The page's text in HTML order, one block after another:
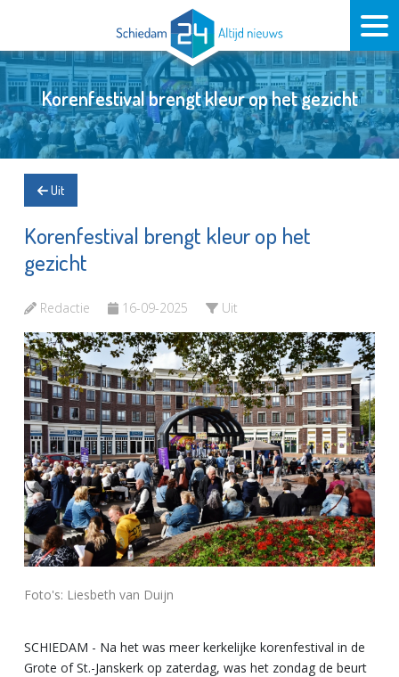
Korenfestival brengt kleur op het gezicht
Uit
Korenfestival brengt kleur op het
gezicht
Redactie 16-09-2025 Uit
Foto's: Liesbeth van Duijn
SCHIEDAM - Na het was meer kerkelijke korenfestival in de
Grote of St.-Janskerk op zaterdag, was het zondag de beurt